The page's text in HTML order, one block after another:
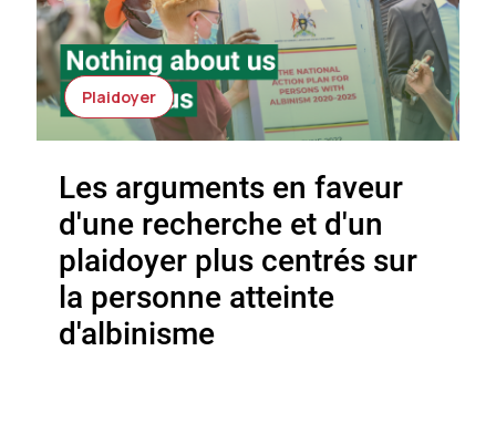
Plaidoyer
Les arguments en faveur
d'une recherche et d'un
plaidoyer plus centrés sur
la personne atteinte
d'albinisme